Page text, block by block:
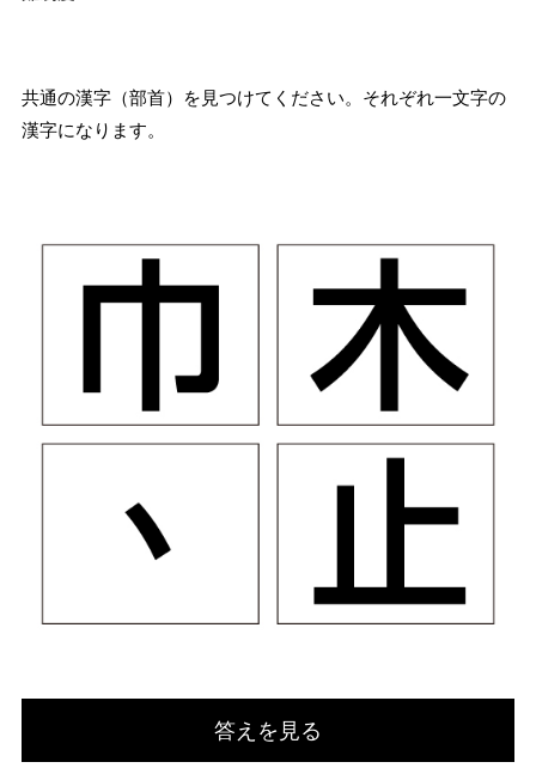
共通の漢字（部首）を見つけてください。それぞれ一文字の
漢字になります。
答えを見る